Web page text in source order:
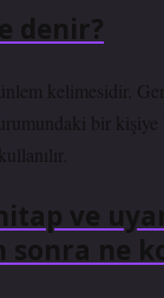
denir?
kelimesidir.
bir kişiye
ve
sonra ne